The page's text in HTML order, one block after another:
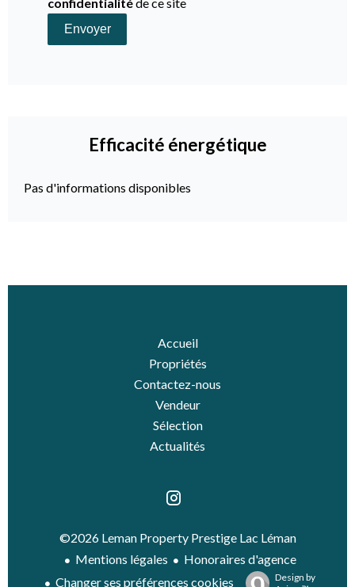
confidentialitéde ce site
Envoyer
Efficacité énergétique
Pas d'informations disponibles
Accueil
Propriétés
Contactez-nous
Vendeur
Sélection
Actualités
©2026 Leman Property Prestige Lac Léman
Mentions légales
Honoraires d'agence
Changer ses préférences cookies
Design by